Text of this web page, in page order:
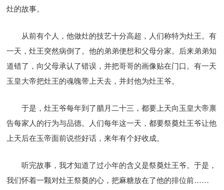
灶的故事。
从前有个人，他做灶的技艺十分高超，人们称特为灶王。有
一天，灶王突然病倒了。他的弟弟便想和父母分家。后来弟弟知
道错了，向父母承认了错误，并把哥哥的画像贴在门口。有一天
玉皇大帝把灶王的魂魄带上天去，并封他为灶王爷。
于是，灶王爷每年到了腊月二十三，都要上天向玉皇大帝禀
告每家人的行为与品德。人们每年这一天，都要祭奠灶王爷让他
上天后在玉帝面前说些好话，来年有个好收成。
听完故事，我才知道了过小年的含义是祭奠灶王爷。于是，
我们怀着一颗对灶王祭奠的心，把麻糖放在了他的排位前……